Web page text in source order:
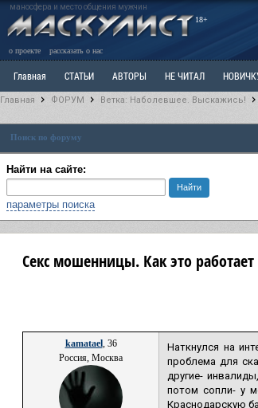
маносфера и место общения мужчин
18+
о проекте рассказать о нас
Главная СТАТЬИ АВТОРЫ НЕ ЧИТАЛ
РАЗДЕЛ: Разное
Главная ФОРУМ Ветка: Наболевшее. Выскажись!
Поиск по форуму
Найти на сайте:
параметры поиска
Секс мошенницы. Как это работает
kamatael, 36
Россия, Москва
Наткнулся на
проблема для
другие-
потом сопли- у
Краснодарскую